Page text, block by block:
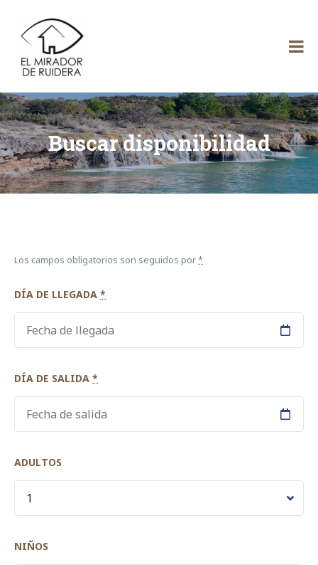
content
El
Mirador
de Ruidera
Buscar disponibilidad
Los campos obligatorios son seguidos por*
DÍA DE LLEGADA *
DÍA DE SALIDA *
ADULTOS
NIÑOS